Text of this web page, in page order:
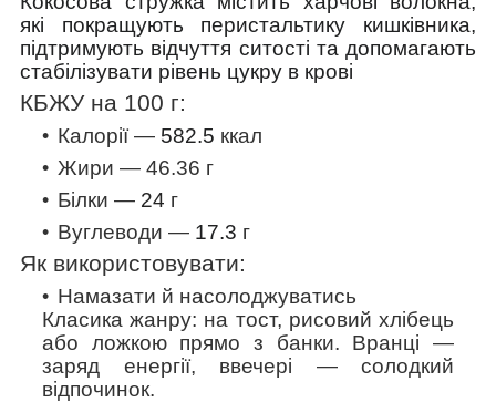
які покращують перистальтику кишківника,
підтримують відчуття ситості та допомагають
стабілізувати рівень цукру в крові
КБЖУ на 100 г:
Калорії — 582.5 ккал
Жири — 46.36 г
Білки — 24 г
Вуглеводи — 17.3 г
Як використовувати:
Намазати й насолоджуватись
Класика жанру: на тост, рисовий хлібець
або ложкою прямо з банки. Вранці —
заряд енергії, ввечері — солодкий
відпочинок.